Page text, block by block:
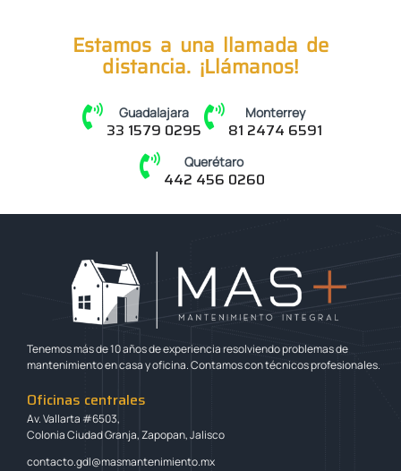
Estamos a una llamada de
distancia. ¡Llámanos!
Guadalajara
33 1579 0295
Monterrey
81 2474 6591
Querétaro
442 456 0260
Tenemos más de 10 años de experiencia resolviendo problemas de
mantenimiento en casa y oficina. Contamos con técnicos profesionales.
Oficinas centrales
Av. Vallarta #6503,
Colonia Ciudad Granja, Zapopan, Jalisco
contacto.gdl@masmantenimiento.mx